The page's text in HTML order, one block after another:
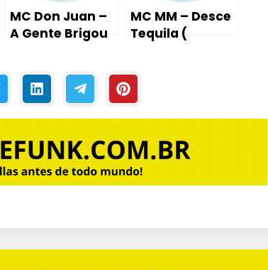
MC Don Juan –
A Gente Brigou
Tutorial Aula
Piano / Teclado
)
MC MM – Desce
Tequila (